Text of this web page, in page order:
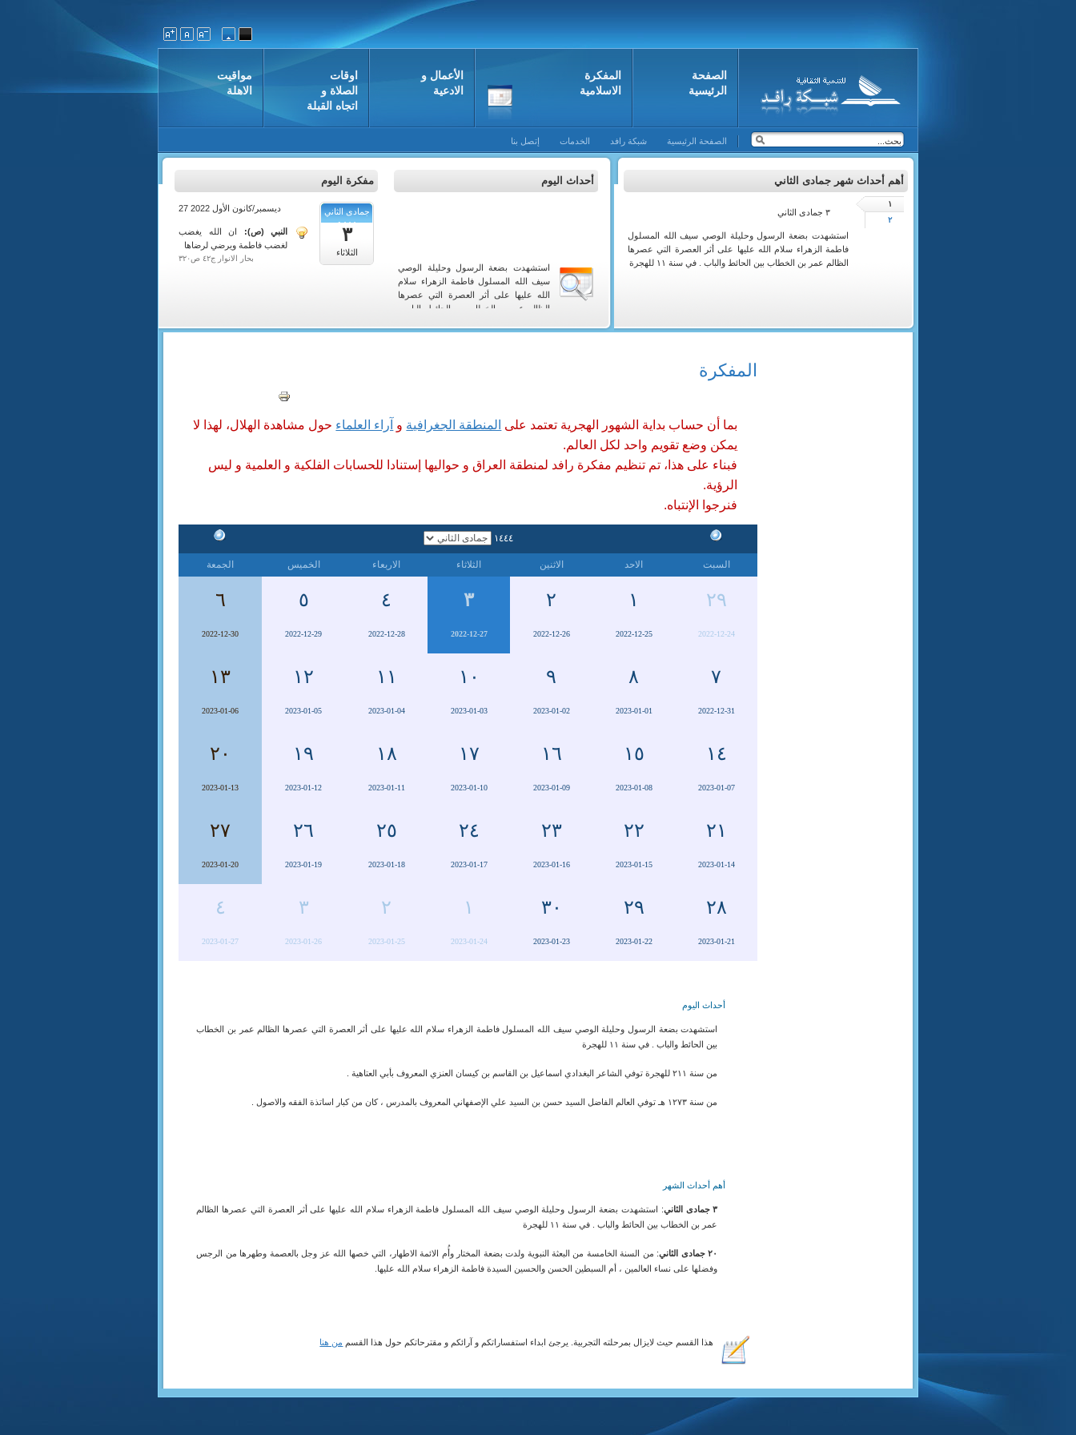
الصفحة
الرئيسية
المفکرة
الاسلامية
الأعمال و
الادعية
اوقات
الصلاة و
اتجاه القبلة
مواقيت
الاهلة
إتصل بنا الخدمات شبكة رافد الصفحة الرئيسية
مفكرة اليوم
جمادى الثاني
1444
٣
الثلاثاء
27 ديسمبر/كانون الأول 2022
النبي (ص): ان الله يغضب
لغضب فاطمة ويرضي لرضاها
بحار الانوار ج٤٢ ص٣٢٠
أحداث اليوم
استشهدت بضعة الرسول وحليلة الوصي
سيف الله المسلول فاطمة الزهراء سلام
الله عليها على أثر العصرة التي عصرها
الظالم عمر بن الخطاب بين الحائط والباب .
السيد حسن بن السيد علي الإصفهاني
أهم أحداث شهر جمادى الثاني
١
٢
٣ جمادى الثاني
استشهدت بضعة الرسول وحليلة الوصي سيف الله المسلول
فاطمة الزهراء سلام الله عليها على أثر العصرة التي عصرها
الظالم عمر بن الخطاب بين الحائط والباب . في سنة ١١ للهجرة
المفکرة
بما أن حساب بداية الشهور الهجرية تعتمد على المنطقة الجغرافية و آراء العلماء حول مشاهدة الهلال، لهذا لا
يمكن وضع تقويم واحد لكل العالم.
فبناء على هذا، تم تنظيم مفكرة رافد لمنطقة العراق و حواليها إستنادا للحسابات الفلكية و العلمية و ليس
الرؤية.
فنرجوا الإنتباه.
١٤٤٤
السبت الاحد الاثنين الثلاثاء الاربعاء الخميس الجمعة
٢٩
2022-12-24
١
2022-12-25
٢
2022-12-26
٣
2022-12-27
٤
2022-12-28
٥
2022-12-29
٦
2022-12-30
٧
2022-12-31
٨
2023-01-01
٩
2023-01-02
١٠
2023-01-03
١١
2023-01-04
١٢
2023-01-05
١٣
2023-01-06
١٤
2023-01-07
١٥
2023-01-08
١٦
2023-01-09
١٧
2023-01-10
١٨
2023-01-11
١٩
2023-01-12
٢٠
2023-01-13
٢١
2023-01-14
٢٢
2023-01-15
٢٣
2023-01-16
٢٤
2023-01-17
٢٥
2023-01-18
٢٦
2023-01-19
٢٧
2023-01-20
٢٨
2023-01-21
٢٩
2023-01-22
٣٠
2023-01-23
١
2023-01-24
٢
2023-01-25
٣
2023-01-26
٤
2023-01-27
أحداث اليوم
استشهدت بضعة الرسول وحليلة الوصي سيف الله المسلول فاطمة الزهراء سلام الله عليها على أثر العصرة التي عصرها الظالم عمر بن الخطاب
بين الحائط والباب . في سنة ١١ للهجرة
من سنة ٢١١ للهجرة توفي الشاعر البغدادي اسماعيل بن القاسم بن كيسان العنزي المعروف بأبي العتاهية .
من سنة ١٢٧٣ هـ توفي العالم الفاضل السيد حسن بن السيد علي الإصفهاني المعروف بالمدرس ، كان من كبار اساتذة الفقه والاصول .
أهم أحداث الشهر
٣ جمادى الثاني
: استشهدت بضعة الرسول وحليلة الوصي سيف الله المسلول فاطمة الزهراء سلام الله عليها على أثر العصرة التي عصرها الظالم
عمر بن الخطاب بين الحائط والباب . في سنة ١١ للهجرة
٢٠ جمادى الثاني
: من السنة الخامسة من البعثة النبوية ولدت بضعة المختار وأُم الائمة الاطهار، التي خصها الله عز وجل بالعصمة وطهرها من الرجس
وفضلها على نساء العالمين ، أم السبطين الحسن والحسين السيدة فاطمة الزهراء سلام الله عليها.
هذا القسم حيث لايزال بمرحلته التجربية. يرجئ ابداء استفساراتكم و آرائكم و مقترحاتكم حول هذا القسم من هنا